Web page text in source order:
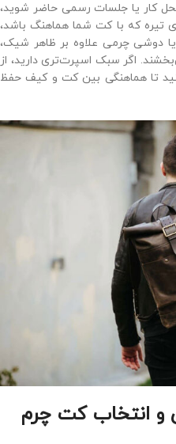
کار یا جلسات رسمی حاضر شوید،
تیره که با کت شما هماهنگ باشد،
دوشی چرمی علاوه بر ظاهر شیک،
اگر سبک اسپرت‌تری دارید، از
تا هماهنگی بین کت و کیف حفظ
و انتخاب کت چرم